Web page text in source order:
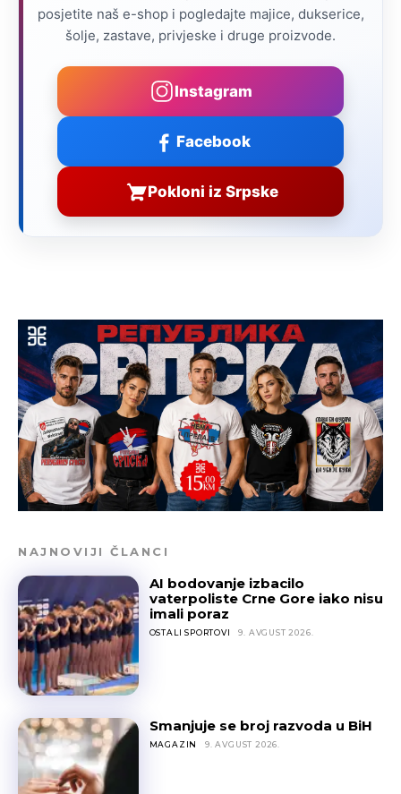
posjetite naš e-shop i pogledajte majice, dukserice,
šolje, zastave, privjeske i druge proizvode.
Instagram
Facebook
Pokloni iz Srpske
NAJNOVIJI ČLANCI
AI bodovanje izbacilo
vaterpoliste Crne Gore iako nisu
imali poraz
OSTALI SPORTOVI 9. AVGUST 2026.
Smanjuje se broj razvoda u BiH
MAGAZIN 9. AVGUST 2026.